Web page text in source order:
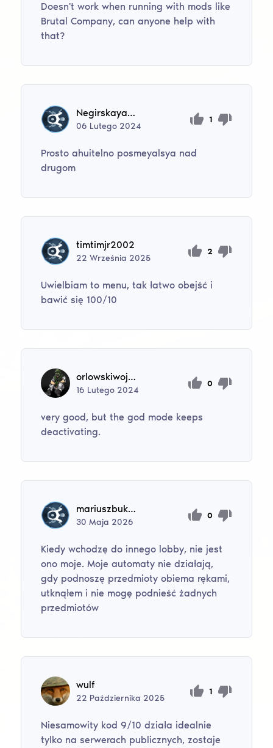
Doesn't work when running with mods like
Brutal Company, can anyone help with
that?
Negirskaya fabrika
06 Lutego 2024
1
Prosto ahuitelno posmeyalsya nad
drugom
timtimjr2002
22Września 2025
2
Uwielbiam to menu, tak łatwo obejść i
bawić się 100/10
orlowskiwojciechorlowski
16 Lutego 2024
0
very good, but the god mode keeps
deactivating.
mariuszbukowski3212
30Maja 2026
0
Kiedy wchodzę do innego lobby, nie jest
ono moje. Moje automaty nie działają,
gdy podnoszę przedmioty obiema rękami,
utknąłem i nie mogę podnieść żadnych
przedmiotów
wulf
22 Października 2025
1
Niesamowity kod 9/10 działa idealnie
tylko na serwerach publicznych, zostaje